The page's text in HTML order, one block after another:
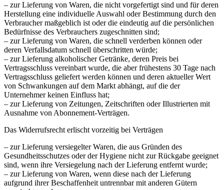
– zur Lieferung von Waren, die nicht vorgefertigt sind und für deren
Herstellung eine individuelle Auswahl oder Bestimmung durch den
Verbraucher maßgeblich ist oder die eindeutig auf die persönlichen
Bedürfnisse des Verbrauchers zugeschnitten sind;
– zur Lieferung von Waren, die schnell verderben können oder
deren Verfallsdatum schnell überschritten würde;
– zur Lieferung alkoholischer Getränke, deren Preis bei
Vertragsschluss vereinbart wurde, die aber frühestens 30 Tage nach
Vertragsschluss geliefert werden können und deren aktueller Wert
von Schwankungen auf dem Markt abhängt, auf die der
Unternehmer keinen Einfluss hat;
– zur Lieferung von Zeitungen, Zeitschriften oder Illustrierten mit
Ausnahme von Abonnement-Verträgen.
Das Widerrufsrecht erlischt vorzeitig bei Verträgen
– zur Lieferung versiegelter Waren, die aus Gründen des
Gesundheitsschutzes oder der Hygiene nicht zur Rückgabe geeignet
sind, wenn ihre Versiegelung nach der Lieferung entfernt wurde;
– zur Lieferung von Waren, wenn diese nach der Lieferung
aufgrund ihrer Beschaffenheit untrennbar mit anderen Gütern